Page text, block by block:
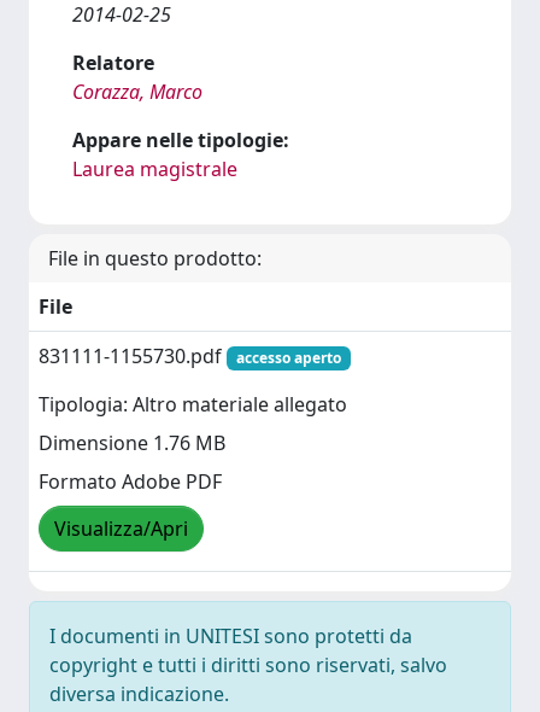
2014-02-25
Relatore
Corazza, Marco
Appare nelle tipologie:
Laurea magistrale
File in questo prodotto:
File
831111-1155730.pdf
accesso aperto
Tipologia: Altro materiale allegato
Dimensione 1.76 MB
Formato Adobe PDF
Visualizza/Apri
I documenti in UNITESI sono protetti da
copyright e tutti i diritti sono riservati, salvo
diversa indicazione.